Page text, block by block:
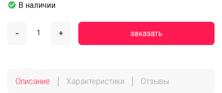
 В наличии
- + заказать
Описание Характеристики Отзывы